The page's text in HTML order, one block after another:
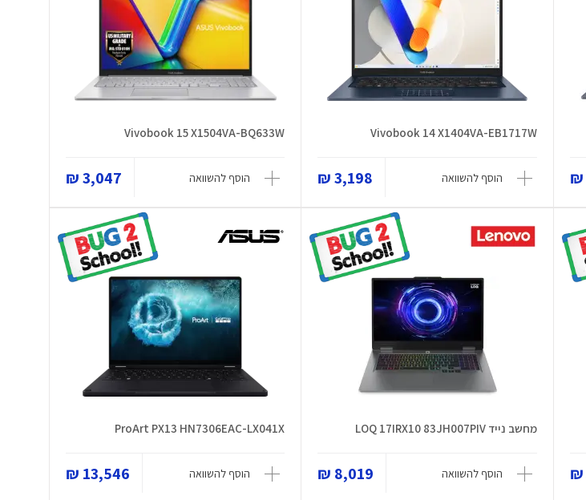
Vivobook 14 X1404VA-EB1717W
הוסף להשוואה 3,198 ₪
Vivobook 15 X1504VA-BQ633W
הוסף להשוואה 3,047 ₪
מחשב נייד LOQ 17IRX10 83JH007PIV
הוסף להשוואה 8,019 ₪
ProArt PX13 HN7306EAC-LX041X
הוסף להשוואה 13,546 ₪